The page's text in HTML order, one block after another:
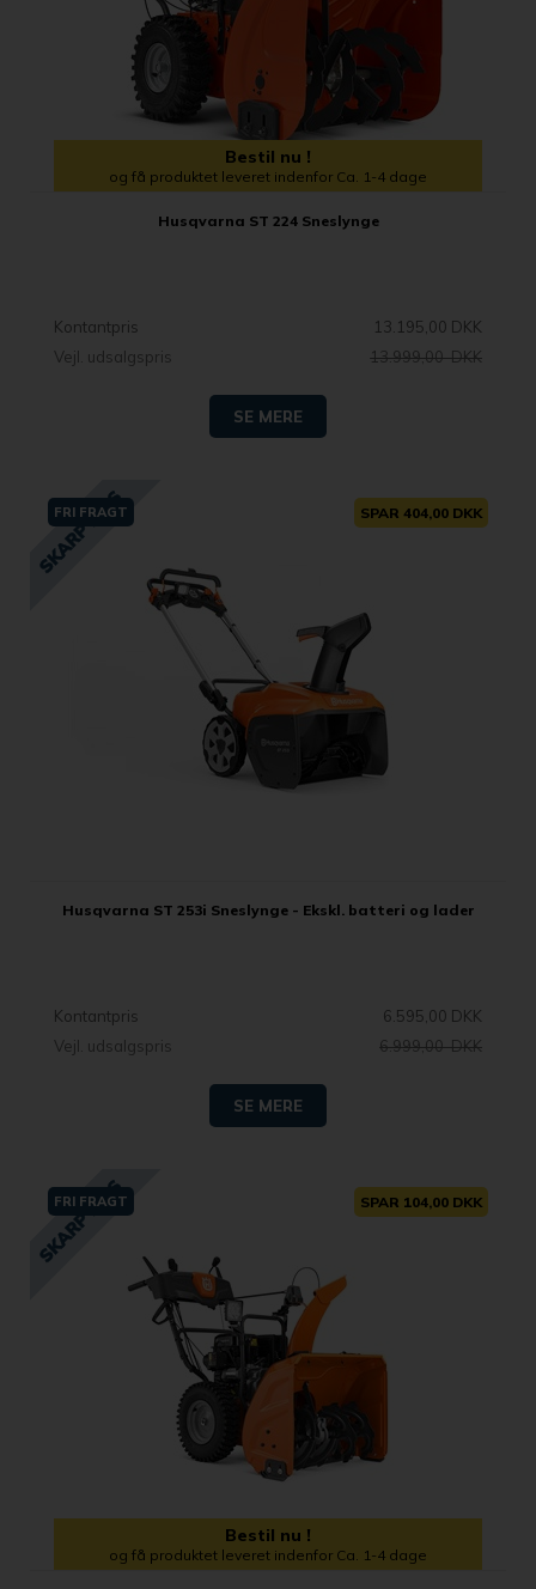
Bestil nu !
og få produktet leveret indenfor Ca. 1-4 dage
Husqvarna ST 224 Sneslynge
Kontantpris
13.195,00 DKK
Vejl. udsalgspris
13.999,00 DKK
SE MERE
FRI FRAGT SPAR 404,00 DKK
Husqvarna ST 253i Sneslynge - Ekskl. batteri og lader
Kontantpris
6.595,00 DKK
Vejl. udsalgspris
6.999,00 DKK
SE MERE
FRI FRAGT SPAR 104,00 DKK
Bestil nu !
og få produktet leveret indenfor Ca. 1-4 dage